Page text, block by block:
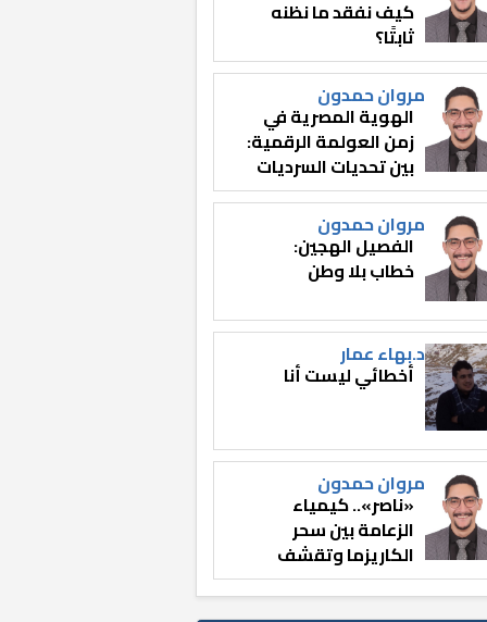
كيف نفقد ما نظنه
ثابتًا؟
مروان حمدون
الهوية المصرية في
زمن العولمة الرقمية:
بين تحديات السرديات
وصناعة الوعي
مروان حمدون
الفصيل الهجين:
خطاب بلا وطن
د.بهاء عمار
أخطائي ليست أنا
مروان حمدون
«ناصر».. كيمياء
الزعامة بين سحر
الكاريزما وتقشف
الثائر